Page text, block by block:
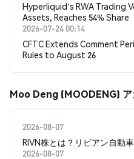
Hyperliquid's RWA Trading
Assets, Reaches 54% Share
2026-07-24 00:14
CFTC Extends Comment
Rules to August 26
Moo Deng (MOODENG)
2026-08-07
RIVN株とは？リビアン自動
2026-08-07